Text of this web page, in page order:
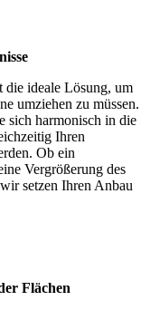
die ideale Lösung, um
umziehen zu müssen.
sich harmonisch in die
Ihren
Ob ein
Vergrößerung des
setzen Ihren Anbau
Flächen